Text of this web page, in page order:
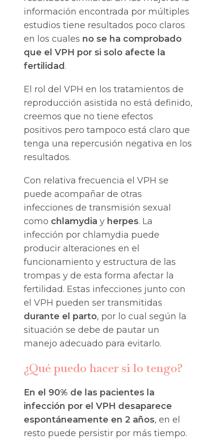
información encontrada por múltiples
estudios tiene resultados poco claros
en los cuales no se ha comprobado
que el VPH por si solo afecte la
fertilidad.
El rol del VPH en los tratamientos de
reproducción asistida no está definido,
creemos que no tiene efectos
positivos pero tampoco está claro que
tenga una repercusión negativa en los
resultados.
Con relativa frecuencia el VPH se
puede acompañar de otras
infecciones de transmisión sexual
como chlamydia y herpes. La
infección por chlamydia puede
producir alteraciones en el
funcionamiento y estructura de las
trompas y de esta forma afectar la
fertilidad. Estas infecciones junto con
el VPH pueden ser transmitidas
durante el parto, por lo cual según la
situación se debe de pautar un
manejo adecuado para evitarlo.
¿Qué puedo hacer si lo tengo?
En el 90% de las pacientes la
infección por el VPH desaparece
espontáneamente en 2 años, en el
resto puede persistir por más tiempo.